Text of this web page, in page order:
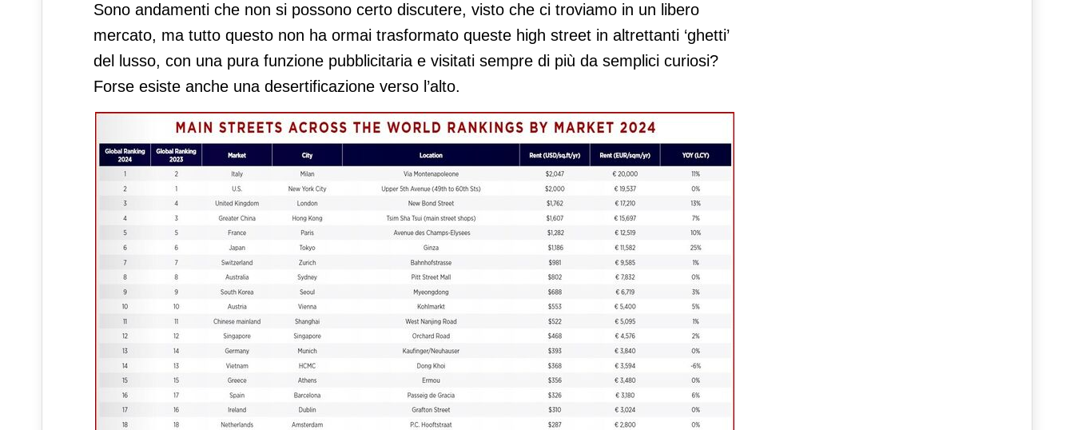
Sono andamenti che non si possono certo discutere, visto che ci troviamo in un libero
mercato, ma tutto questo non ha ormai trasformato queste high street in altrettanti ‘ghetti’
del lusso, con una pura funzione pubblicitaria e visitati sempre di più da semplici curiosi?
Forse esiste anche una desertificazione verso l’alto.